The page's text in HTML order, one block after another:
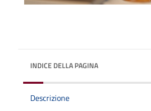
INDICE DELLA PAGINA
Descrizione